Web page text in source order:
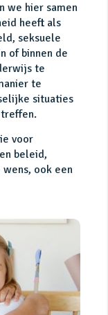
we hier samen
heeft als
seksuele
of binnen de
te
te
situaties
voor
beleid,
ook een